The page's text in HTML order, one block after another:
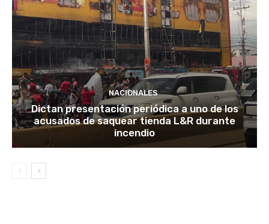
NACIONALES
Dictan presentación periódica a uno de los
acusados de saquear tienda L&R durante
incendio